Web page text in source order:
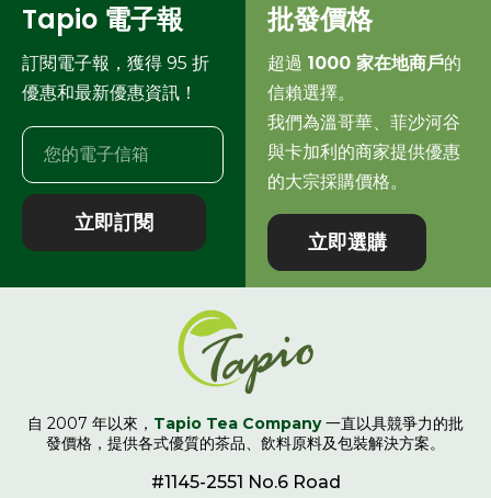
Tapio 電子報
訂閱電子報，獲得 95 折
優惠和最新優惠資訊！
立即訂閱
批發價格
超過 1000 家在地商戶的
信賴選擇。
我們為溫哥華、菲沙河谷
與卡加利的商家提供優惠
的大宗採購價格。
立即選購
自 2007 年以來， Tapio Tea Company 一直以具競爭力的批
發價格，提供各式優質的茶品、飲料原料及包裝解決方案。
#1145-2551 No.6 Road